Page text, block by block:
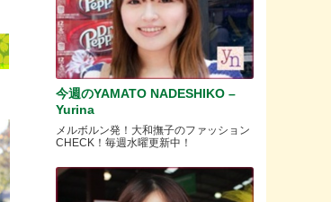
今週のYAMATO NADESHIKO –
Yurina
メルボルン発！大和撫子のファッション
CHECK！毎週水曜更新中！